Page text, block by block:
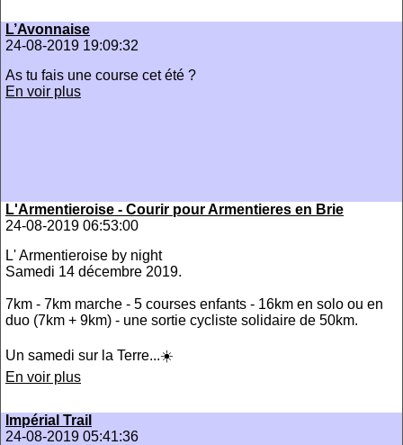
L’Avonnaise
24-08-2019 19:09:32
As tu fais une course cet été ?
En voir plus
L'Armentieroise - Courir pour Armentieres en Brie
24-08-2019 06:53:00
L' Armentieroise by night
Samedi 14 décembre 2019.
7km - 7km marche - 5 courses enfants - 16km en solo ou en
duo (7km + 9km) - une sortie cycliste solidaire de 50km.
Un samedi sur la Terre...☀️
En voir plus
Impérial Trail
24-08-2019 05:41:36